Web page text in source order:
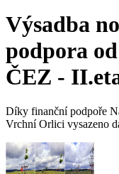
Výsadba
podpora
ČEZ -
Díky finanční podpoře
Vrchní Orlici vysazeno